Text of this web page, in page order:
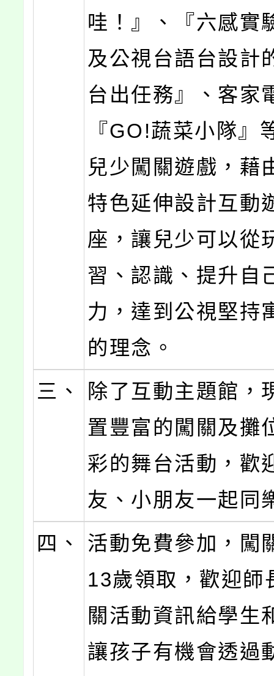
哇！』、『六感實
及公視台語台設計
台出任務』、客家
『GO!蔬菜小隊』
兒少闖關遊戲，藉
特色延伸設計互動
座，讓兒少可以從
習、認識、提升自
力，達到公視堅持
的理念。
三、
除了互動主題館，
置豐富的闖關及攤
彩的舞台活動，歡
友、小朋友一起同
四、
活動免費參加，闖
13歲領取，歡迎師
關活動資訊給學生
讓孩子有機會透過